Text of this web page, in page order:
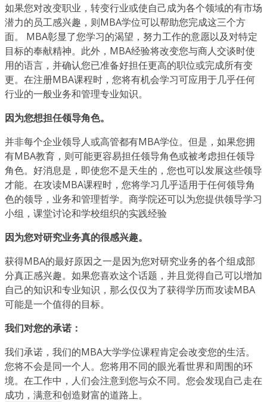
如果您对改变职业，转变行业或使自己成为各个领域的有市场
潜力的员工感兴趣，则MBA学位可以帮助您完成这三个方
面。 MBA彰显了您学习的渴望，努力工作的意愿以及对特定
目标的奉献精神。此外，MBA经验将改变您与商人交谈时使
用的语言，并确认您已准备好担任更高的职位或完成所有变
更。在注册MBA课程时，您将有机会学习可应用于几乎任何
行业的一般业务和管理专业知识。
因为您想担任领导角色。
并非每个企业领导人或高管都有MBA学位。但是，如果您拥
有MBA教育，则可能更容易担任领导角色或被考虑担任领导
角色。好消息是，即使您不是天生的，您也可以发展这些领导
才能。在攻读MBA课程时，您将学习几乎适用于任何领导角
色的领导，业务和管理哲学。商学院还可以为您提供领导学习
小组，课堂讨论和学校组织的实践经验
因为您对研究业务真的很感兴趣。
获得MBA的最好原因之一是因为您对研究业务的各个组成部
分真正感兴趣。如果您喜欢这个话题，并且觉得自己可以增加
自己的知识和专业知识，那么仅仅为了获得学历而攻读MBA
可能是一个值得的目标。
我们对您的承诺：
我们承诺，我们的MBA大学学位课程肯定会改变您的生活。
您将不会是同一个人。您将用不同的眼光看世界和周围的环
境。在工作中，人们会注意到您与众不同。您会发现自己走在
成功，满意和创造财富的道路上。